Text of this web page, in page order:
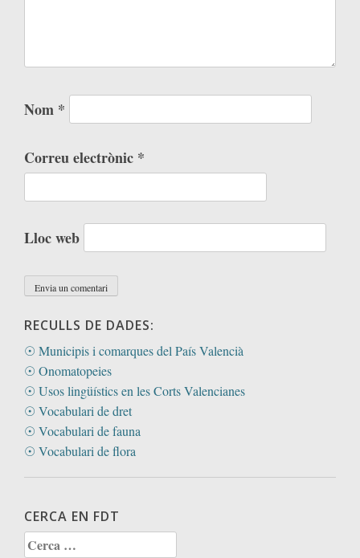
Nom *
Correu electrònic *
Lloc web
RECULLS DE DADES:
☉ Municipis i comarques del País Valencià
☉ Onomatopeies
☉ Usos lingüístics en les Corts Valencianes
☉ Vocabulari de dret
☉ Vocabulari de fauna
☉ Vocabulari de flora
CERCA EN FDT
Cerca: